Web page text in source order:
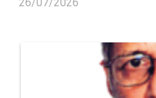
26/07/2026